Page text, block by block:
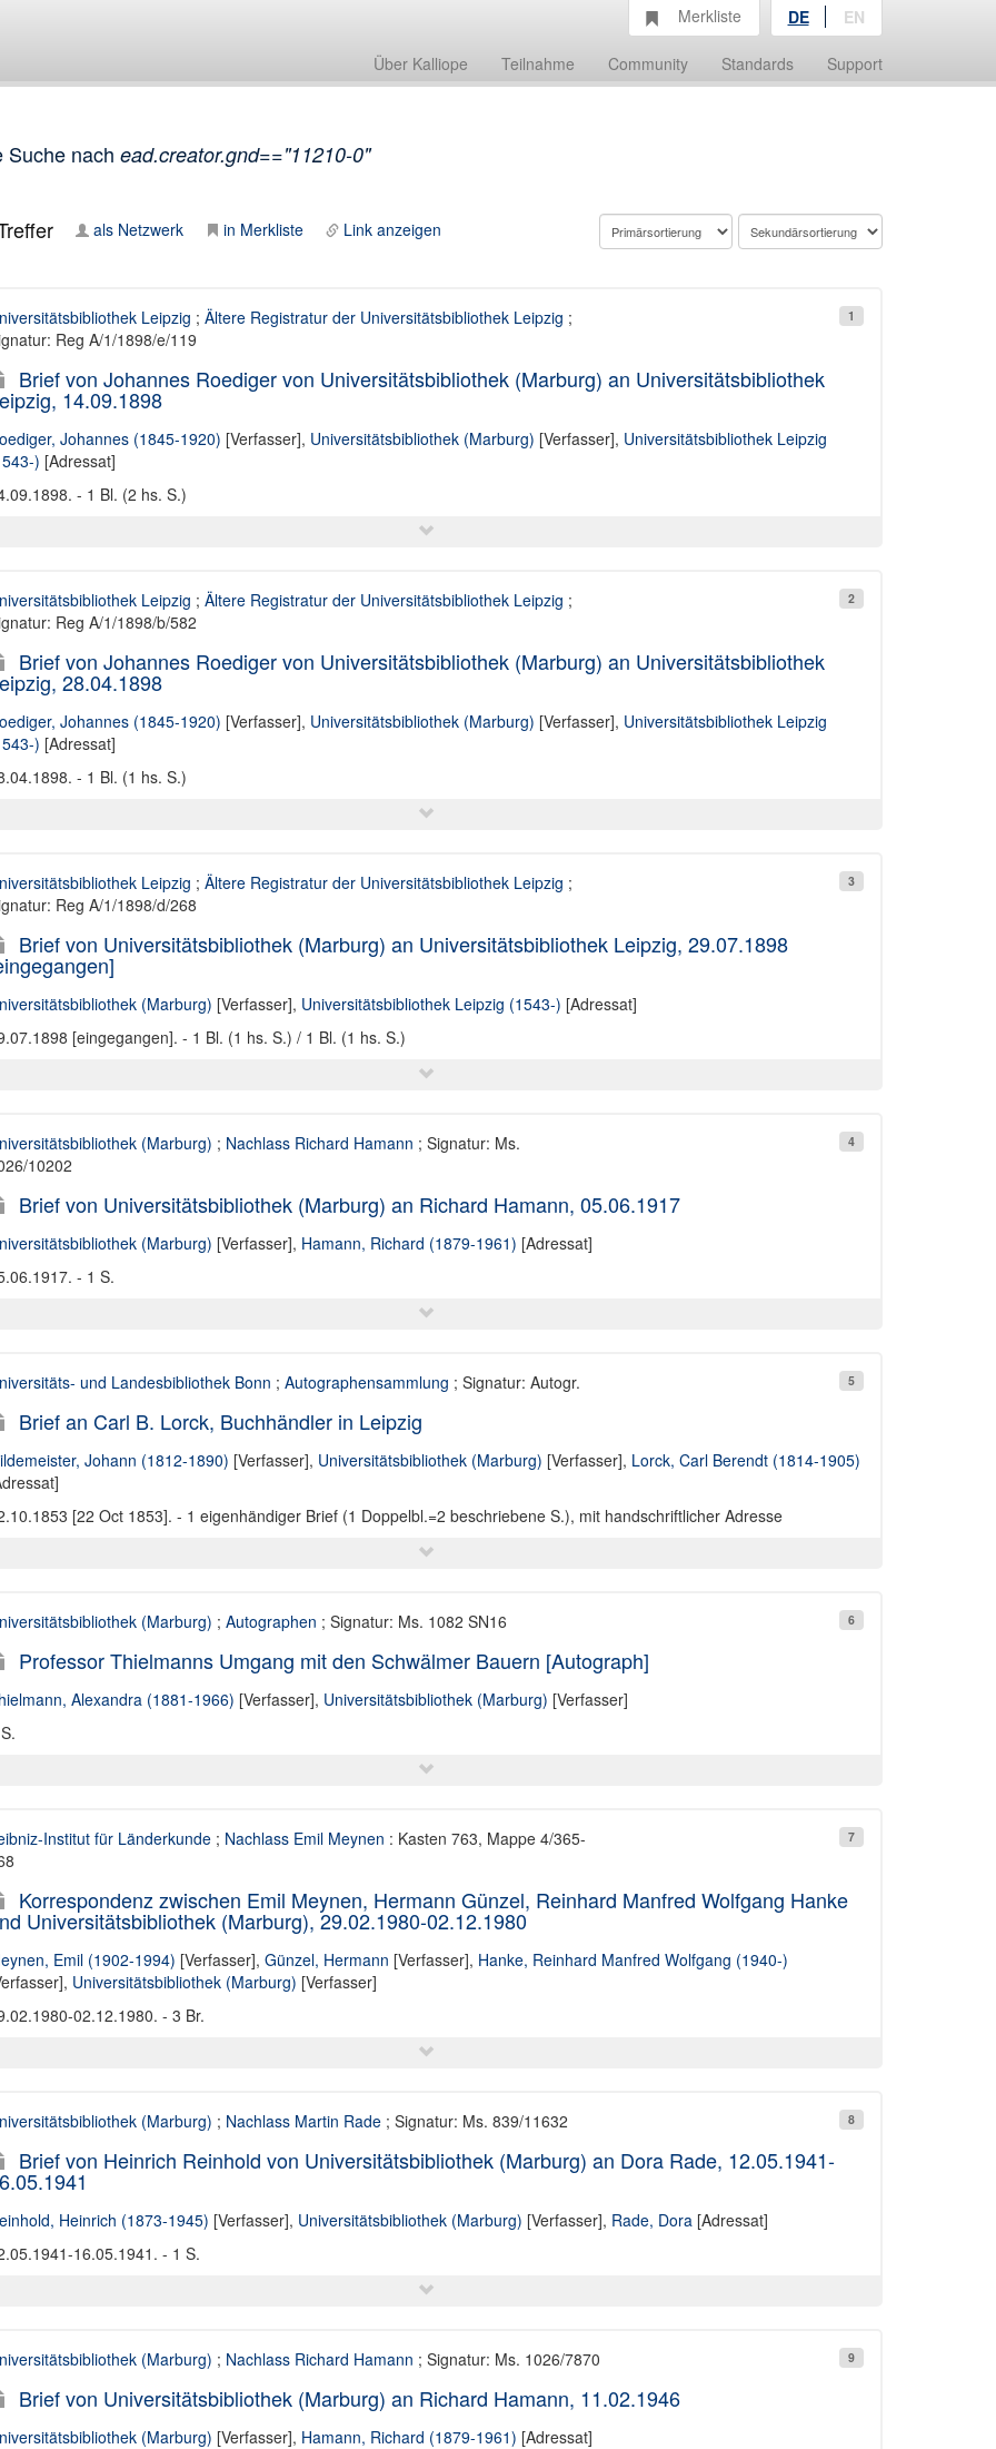
Über Kalliope Teilnahme Community Standards Support
Merkliste DE EN
Suche nach ead.creator.gnd=="11210-0"
als Netzwerk in Merkliste Link anzeigen
1
Leipzig ; Ältere Registratur der Universitätsbibliothek Leipzig ;
Reg A/1/1898/e/119
Brief von Johannes Roediger von Universitätsbibliothek (Marburg) an Universitätsbibliothek
14.09.1898
Johannes (1845-1920) [Verfasser], Universitätsbibliothek (Marburg) [Verfasser], Universitätsbibliothek Leipzig
) [Adressat]
- 1 Bl. (2 hs. S.)
2
Leipzig ; Ältere Registratur der Universitätsbibliothek Leipzig ;
Reg A/1/1898/b/582
Brief von Johannes Roediger von Universitätsbibliothek (Marburg) an Universitätsbibliothek
28.04.1898
Johannes (1845-1920) [Verfasser], Universitätsbibliothek (Marburg) [Verfasser], Universitätsbibliothek Leipzig
) [Adressat]
- 1 Bl. (1 hs. S.)
3
Leipzig ; Ältere Registratur der Universitätsbibliothek Leipzig ;
Reg A/1/1898/d/268
Brief von Universitätsbibliothek (Marburg) an Universitätsbibliothek Leipzig, 29.07.1898
(Marburg) [Verfasser], Universitätsbibliothek Leipzig (1543-) [Adressat]
[eingegangen]. - 1 Bl. (1 hs. S.) / 1 Bl. (1 hs. S.)
4
(Marburg) ; Nachlass Richard Hamann ; Signatur: Ms.
10202
Brief von Universitätsbibliothek (Marburg) an Richard Hamann, 05.06.1917
(Marburg) [Verfasser], Hamann, Richard (1879-1961) [Adressat]
- 1 S.
5
und Landesbibliothek Bonn ; Autographensammlung ; Signatur: Autogr.
Brief an Carl B. Lorck, Buchhändler in Leipzig
Johann (1812-1890) [Verfasser], Universitätsbibliothek (Marburg) [Verfasser], Lorck, Carl Berendt (1814-1905)
[22 Oct 1853]. - 1 eigenhändiger Brief (1 Doppelbl.=2 beschriebene S.), mit handschriftlicher Adresse
6
(Marburg) ; Autographen ; Signatur: Ms. 1082 SN16
Professor Thielmanns Umgang mit den Schwälmer Bauern [Autograph]
Alexandra (1881-1966) [Verfasser], Universitätsbibliothek (Marburg) [Verfasser]
7
Institut für Länderkunde; Nachlass Emil Meynen : Kasten 763, Mappe 4/365-
Korrespondenz zwischen Emil Meynen, Hermann Günzel, Reinhard Manfred Wolfgang Hanke
Universitätsbibliothek (Marburg), 29.02.1980-02.12.1980
Emil (1902-1994) [Verfasser], Günzel, Hermann [Verfasser], Hanke, Reinhard Manfred Wolfgang (1940-)
Universitätsbibliothek (Marburg) [Verfasser]
02.12.1980. - 3 Br.
8
(Marburg) ; Nachlass Martin Rade; Signatur: Ms. 839/11632
Brief von Heinrich Reinhold von Universitätsbibliothek (Marburg) an Dora Rade, 12.05.1941-
Heinrich (1873-1945) [Verfasser], Universitätsbibliothek (Marburg) [Verfasser], Rade, Dora[Adressat]
16.05.1941. - 1 S.
9
(Marburg) ; Nachlass Richard Hamann ; Signatur: Ms. 1026/7870
Brief von Universitätsbibliothek (Marburg) an Richard Hamann, 11.02.1946
(Marburg) [Verfasser], Hamann, Richard (1879-1961) [Adressat]